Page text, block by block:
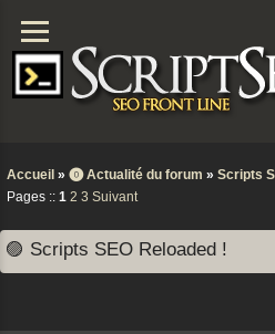
Accueil » ⓿ Actualité du forum » Scripts
Pages :: 1 2 3 Suivant
🟣 Scripts SEO Reloaded !